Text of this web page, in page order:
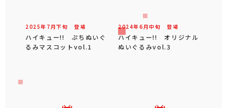
2025年 7 月下旬 登場
ハイキュー!! ぷちぬいぐ
るみマスコットvol.1
2024年6 月中旬 登場
ハイキュー!! オリジナル
ぬいぐるみvol.3